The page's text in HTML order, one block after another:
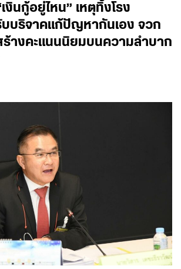
งินกู้อยู่ไหน” เหตุทิ้งโรง
บริจาคแก้ปัญหากันเอง จวก
างคะแนนนิยมบนความลำบาก